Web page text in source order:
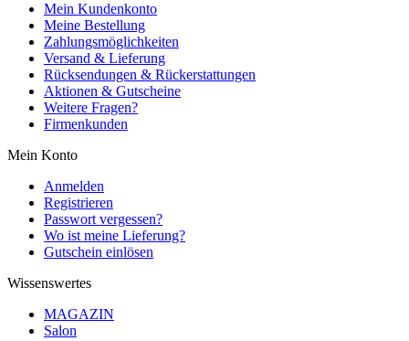
Mein Kundenkonto
Meine Bestellung
Zahlungsmöglichkeiten
Versand & Lieferung
Rücksendungen & Rückerstattungen
Aktionen & Gutscheine
Weitere Fragen?
Firmenkunden
Mein Konto
Anmelden
Registrieren
Passwort vergessen?
Wo ist meine Lieferung?
Gutschein einlösen
Wissenswertes
MAGAZIN
Salon